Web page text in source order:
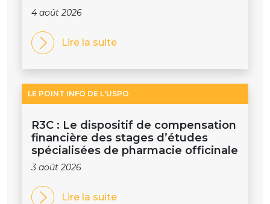
4 août 2026
Lire la suite
LE POINT INFO DE L'USPO
R3C : Le dispositif de compensation
financière des stages d’études
spécialisées de pharmacie officinale
3 août 2026
Lire la suite